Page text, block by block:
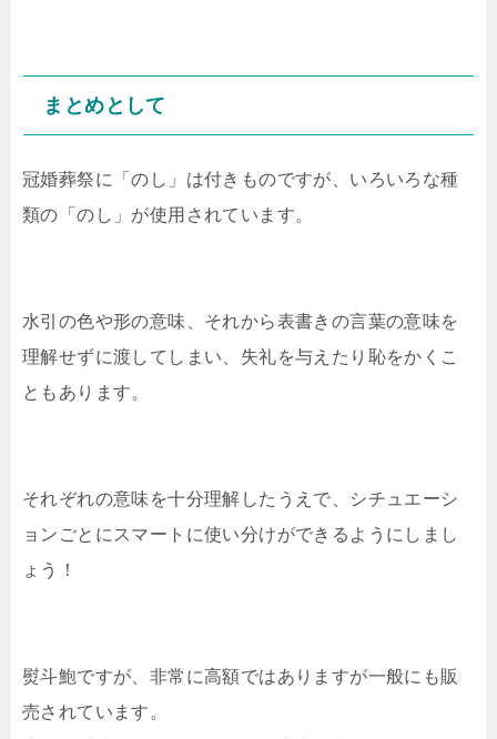
まとめとして
冠婚葬祭に「のし」は付きものですが、いろいろな種
類の「のし」が使用されています。
水引の色や形の意味、それから表書きの言葉の意味を
理解せずに渡してしまい、失礼を与えたり恥をかくこ
ともあります。
それぞれの意味を十分理解したうえで、シチュエーシ
ョンごとにスマートに使い分けができるようにしまし
ょう！
熨斗鮑ですが、非常に高額ではありますが一般にも販
売されています。